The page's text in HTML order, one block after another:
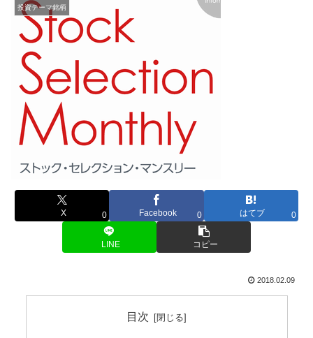
投資テーマ銘柄
X 0 Facebook 0 はてブ 0
LINE コピー
2018.02.09
目次